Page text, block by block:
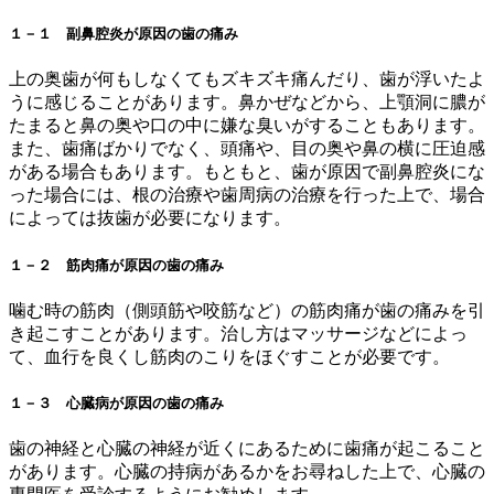
１－１ 副鼻腔炎が原因の歯の痛み
上の奥歯が何もしなくてもズキズキ痛んだり、歯が浮いたよ
うに感じることがあります。鼻かぜなどから、上顎洞に膿が
たまると鼻の奥や口の中に嫌な臭いがすることもあります。
また、歯痛ばかりでなく、頭痛や、目の奥や鼻の横に圧迫感
がある場合もあります。もともと、歯が原因で副鼻腔炎にな
った場合には、根の治療や歯周病の治療を行った上で、場合
によっては抜歯が必要になります。
１－２ 筋肉痛が原因の歯の痛み
噛む時の筋肉（側頭筋や咬筋など）の筋肉痛が歯の痛みを引
き起こすことがあります。治し方はマッサージなどによっ
て、血行を良くし筋肉のこりをほぐすことが必要です。
１－３ 心臓病が原因の歯の痛み
歯の神経と心臓の神経が近くにあるために歯痛が起こること
があります。心臓の持病があるかをお尋ねした上で、心臓の